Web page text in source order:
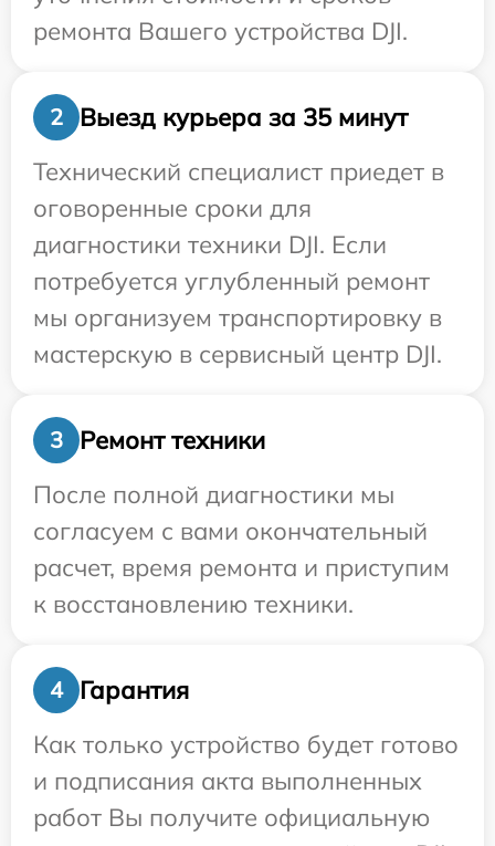
ремонта Вашего устройства DJI.
2
Выезд курьера за 35 минут
Технический специалист приедет в
оговоренные сроки для
диагностики техники DJI. Если
потребуется углубленный ремонт
мы организуем транспортировку в
мастерскую в сервисный центр DJI.
3
Ремонт техники
После полной диагностики мы
согласуем с вами окончательный
расчет, время ремонта и приступим
к восстановлению техники.
4
Гарантия
Как только устройство будет готово
и подписания акта выполненных
работ Вы получите официальную